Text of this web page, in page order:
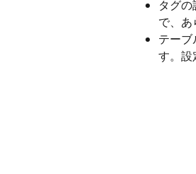
タグ
で、あ
テー
す。設